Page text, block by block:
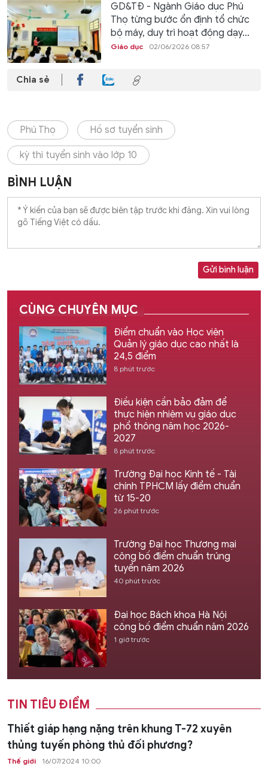
GD&TĐ - Ngành Giáo dục Phú
Thọ từng bước ổn định tổ chức
bộ máy, duy trì hoạt động dạy...
Giáo dục 02/06/2026 08:57
Chia sẻ
Phú Thọ Hồ sơ tuyển sinh
kỳ thi tuyển sinh vào lớp 10
BÌNH LUẬN
Gửi bình luận
CÙNG CHUYÊN MỤC
Điểm chuẩn vào Học viện
Quản lý giáo dục cao nhất là
24,5 điểm
8 phút trước
Điều kiện cần bảo đảm để
thực hiện nhiệm vụ giáo dục
phổ thông năm học 2026-
2027
8 phút trước
Trường Đại học Kinh tế - Tài
chính TPHCM lấy điểm chuẩn
từ 15-20
26 phút trước
Trường Đại học Thương mại
công bố điểm chuẩn trúng
tuyển năm 2026
40 phút trước
Đại học Bách khoa Hà Nội
công bố điểm chuẩn năm 2026
1 giờ trước
TIN TIÊU ĐIỂM
Thiết giáp hạng nặng trên khung T-72 xuyên
thủng tuyến phòng thủ đối phương?
Thế giới 16/07/2024 10:00